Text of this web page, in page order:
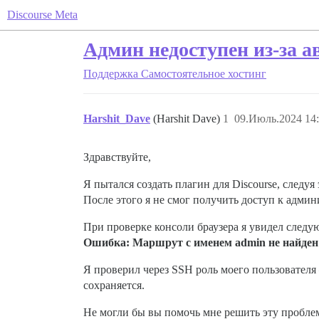
Discourse Meta
Админ недоступен из-за
Поддержка Самостоятельное хостинг
Harshit_Dave (Harshit Dave) 09.Июль.2024
1
Здравствуйте,
Я пытался создать плагин для Discourse,
После этого я не смог получить доступ к
При проверке консоли браузера я увидел
Ошибка: Маршрут с именем admin не найден
Я проверил через SSH роль моего
сохраняется.
Не могли бы вы помочь мне решить эту